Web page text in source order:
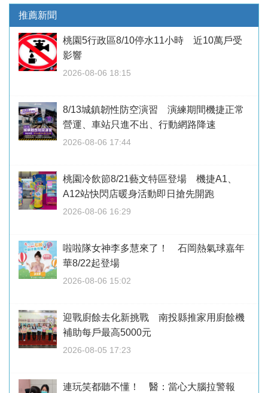
推薦新聞
桃園5行政區8/10停水11小時 近10萬戶受
影響
2026-08-06 18:15
8/13城鎮韌性防空演習 演練期間機捷正常
營運、車站只進不出、行動網路降速
2026-08-06 17:44
桃園冷飲節8/21藝文特區登場 機捷A1、
A12站快閃店暖身活動即日搶先開跑
2026-08-06 16:29
啦啦隊女神李多慧來了！ 石岡熱氣球嘉年
華8/22起登場
2026-08-06 15:02
迎戰廚餘去化新挑戰 南投縣推家用廚餘機
補助每戶最高5000元
2026-08-05 17:23
連玩笑都聽不懂！ 醫：當心大腦拉警報